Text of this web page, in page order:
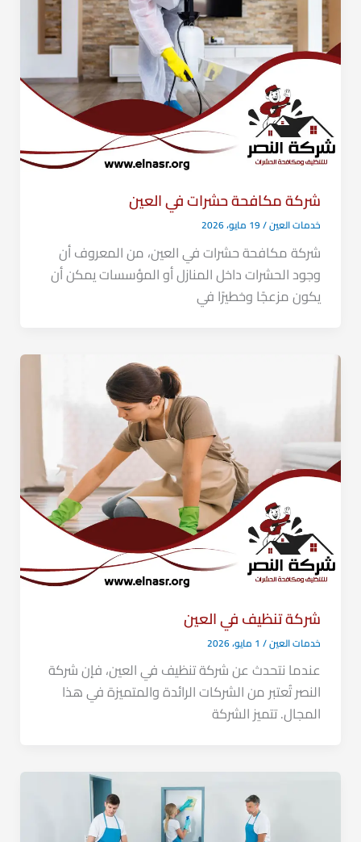
شركة مكافحة حشرات في العين
خدمات العين/19 مايو، 2026
شركة مكافحة حشرات في العين، من المعروف أن
وجود الحشرات داخل المنازل أو المؤسسات يمكن أن
يكون مزعجًا وخطيرًا في
شركة تنظيف في العين
خدمات العين/ 1 مايو، 2026
عندما نتحدث عن شركة تنظيف في العين، فإن شركة
النصر تُعتبر من الشركات الرائدة والمتميزة في هذا
المجال. تتميز الشركة